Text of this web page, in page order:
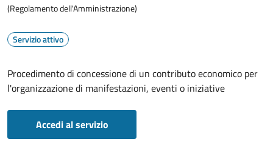
(Regolamento dell'Amministrazione)
Servizio attivo
Procedimento di concessione di un contributo economico per
l'organizzazione di manifestazioni, eventi o iniziative
Accedi al servizio